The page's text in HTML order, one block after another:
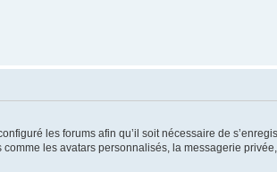
les forums afin qu’il soit nécessaire de
les avatars personnalisés, la messagerie